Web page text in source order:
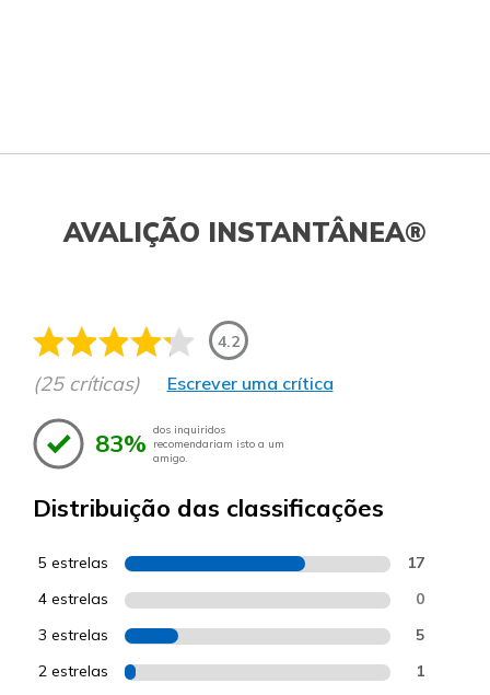
AVALIÇÃO INSTANTÂNEA®
4.2
(25 críticas) Escrever uma crítica
83% dos inquiridos
recomendariam isto a um
amigo.
Distribuição das classificações
5 estrelas 17
4 estrelas 0
3 estrelas 5
2 estrelas 1